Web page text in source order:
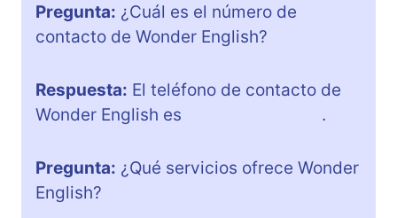
Pregunta: ¿Cuál es el número de
contacto de Wonder English?
Respuesta: El teléfono de contacto de
Wonder English es
.
Pregunta: ¿Qué servicios ofrece Wonder
English?